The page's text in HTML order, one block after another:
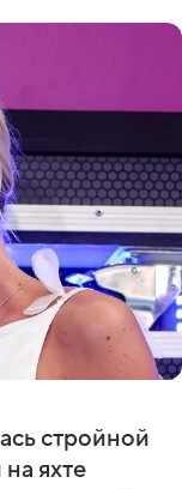
стройной
яхте